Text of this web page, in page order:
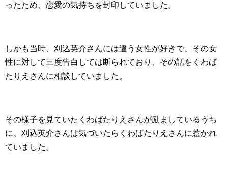
ったため、恋愛の気持ちを封印していました。
しかも当時、刈込英介さんには違う女性が好きで、その女
性に対して三度告白しては断られており、その話をくわば
たりえさんに相談していました。
その様子を見ていたくわばたりえさんが励ましているうち
に、刈込英介さんは気づいたらくわばたりえさんに惹かれ
ていました。